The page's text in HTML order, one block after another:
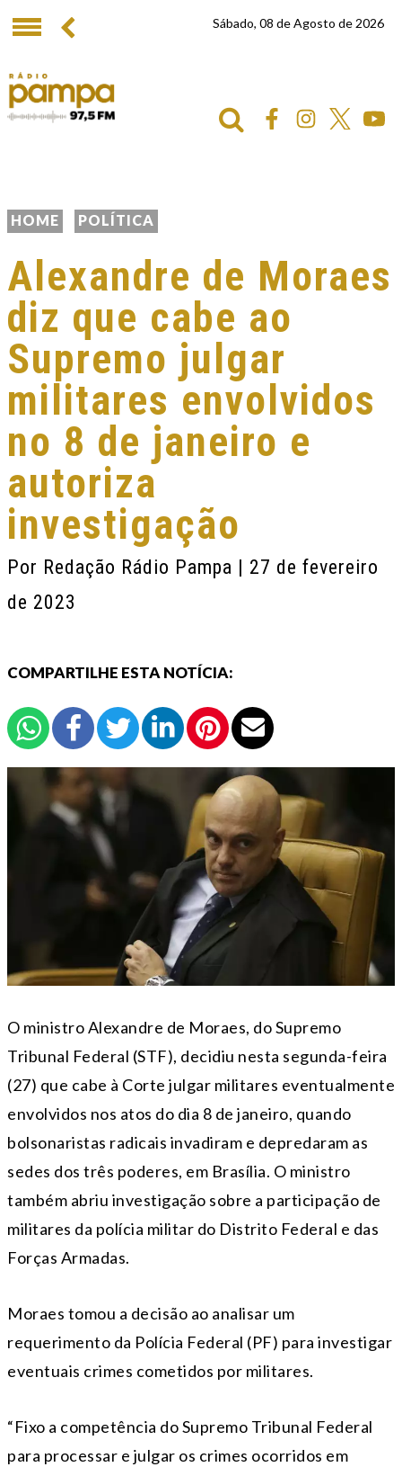
Sábado, 08 de Agosto de 2026
HOME POLÍTICA
Alexandre de Moraes
diz que cabe ao
Supremo julgar
militares envolvidos
no 8 de janeiro e
autoriza
investigação
Por Redação Rádio Pampa | 27 de fevereiro
de 2023
COMPARTILHE ESTA NOTÍCIA:
O ministro Alexandre de Moraes, do Supremo
Tribunal Federal (STF), decidiu nesta segunda-feira
(27) que cabe à Corte julgar militares eventualmente
envolvidos nos atos do dia 8 de janeiro, quando
bolsonaristas radicais invadiram e depredaram as
sedes dos três poderes, em Brasília. O ministro
também abriu investigação sobre a participação de
militares da polícia militar do Distrito Federal e das
Forças Armadas.
Moraes tomou a decisão ao analisar um
requerimento da Polícia Federal (PF) para investigar
eventuais crimes cometidos por militares.
“Fixo a competência do Supremo Tribunal Federal
para processar e julgar os crimes ocorridos em